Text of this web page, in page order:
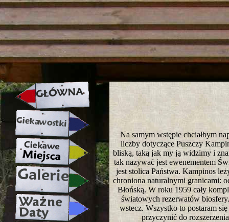
strona w naprawie zapraszamy
Na samym wstępie chciałbym
liczby dotyczące Puszczy
bliską, taką jak my ją widzimy i
tak nazywać jest ewenementem
jest stolica Państwa. Kampinos
chroniona naturalnymi granicami:
Błońską. W roku 1959 cały
światowych rezerwatów
wstecz. Wszystko to postaram
przyczynić do